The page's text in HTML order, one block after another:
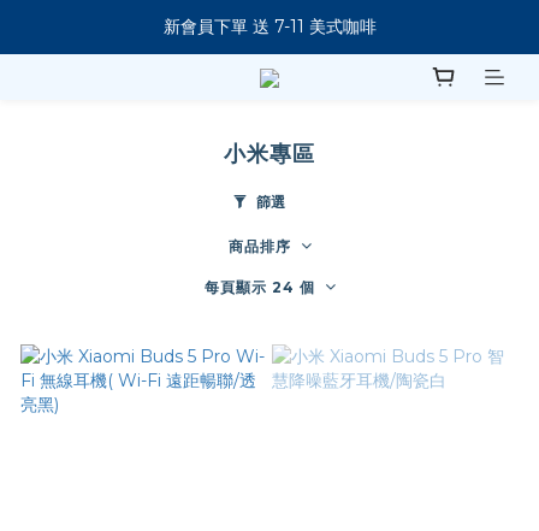
新會員下單 送 7-11 美式咖啡
新會員下單 送 7-11 美式咖啡
購買筆電 即加贈防震包
新會員下單 送 7-11 美式咖啡
小米專區
篩選
商品排序
每頁顯示 24 個